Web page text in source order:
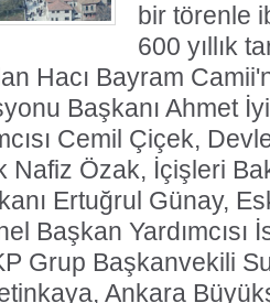
bir törenle
600 yıllık
Hacı Bayram
Başkanı Ahmet
Cemil Çiçek,
Nafiz Özak, İçişleri
Ertuğrul Günay,
Başkan Yardımcısı
Grup Başkanvekili
Ankara